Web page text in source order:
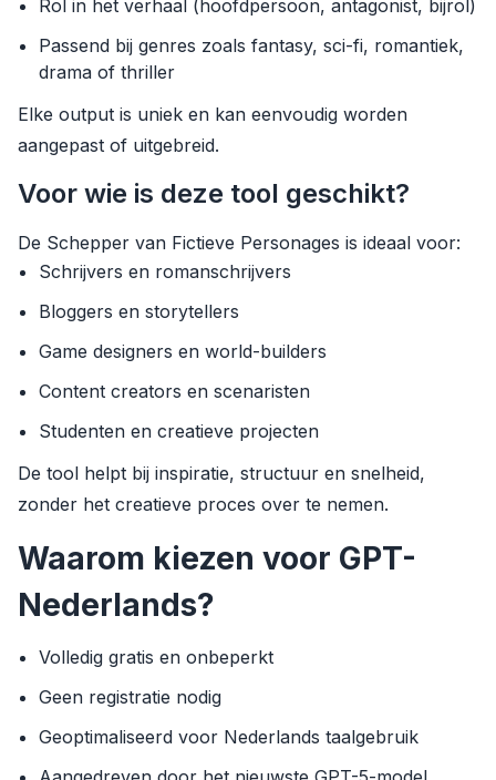
Rol in het verhaal (hoofdpersoon, antagonist, bijrol)
Passend bij genres zoals fantasy, sci-fi, romantiek,
drama of thriller
Elke output is uniek en kan eenvoudig worden
aangepast of uitgebreid.
Voor wie is deze tool geschikt?
De Schepper van Fictieve Personages is ideaal voor:
Schrijvers en romanschrijvers
Bloggers en storytellers
Game designers en world-builders
Content creators en scenaristen
Studenten en creatieve projecten
De tool helpt bij inspiratie, structuur en snelheid,
zonder het creatieve proces over te nemen.
Waarom kiezen voor GPT-
Nederlands?
Volledig gratis en onbeperkt
Geen registratie nodig
Geoptimaliseerd voor Nederlands taalgebruik